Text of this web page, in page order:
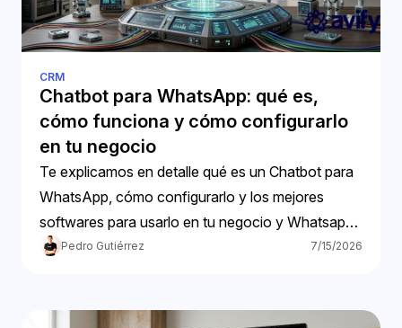
CRM
Chatbot para WhatsApp: qué es,
cómo funciona y cómo configurarlo
en tu negocio
Te explicamos en detalle qué es un Chatbot para
WhatsApp, cómo configurarlo y los mejores
softwares para usarlo en tu negocio y Whatsapp
Business.
Pedro Gutiérrez 7/15/2026